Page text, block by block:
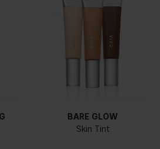
BARE GLOW
Skin Tint